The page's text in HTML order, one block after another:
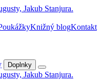
Knižný blogKontakt
Doplnky